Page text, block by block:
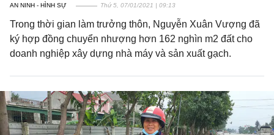
AN NINH - HÌNH SỰ Thứ 5, 07/01/2021 | 09:13
Trong thời gian làm trưởng thôn, Nguyễn Xuân Vượng đã
ký hợp đồng chuyển nhượng hơn 162 nghìn m2 đất cho
doanh nghiệp xây dựng nhà máy và sản xuất gạch.